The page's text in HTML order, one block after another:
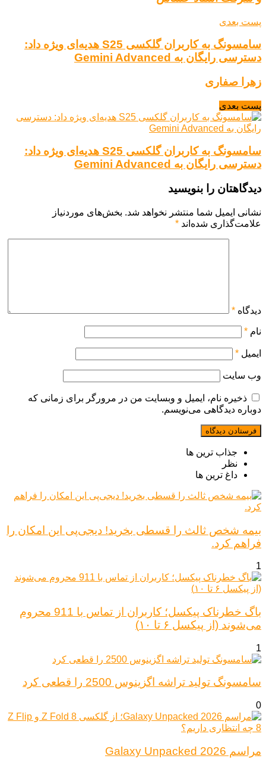
پست بعدی
سامسونگ به کاربران گلکسی S25 هدیه‌ای ویژه داد:
دسترسی رایگان به Gemini Advanced
زهرا صفاری
پست بعدی
سامسونگ به کاربران گلکسی S25 هدیه‌ای ویژه داد:
دسترسی رایگان به Gemini Advanced
دیدگاهتان را بنویسید
نشانی ایمیل شما منتشر نخواهد شد. بخش‌های موردنیاز
علامت‌گذاری شده‌اند *
دیدگاه *
نام *
ایمیل *
وب‌ سایت
ذخیره نام، ایمیل و وبسایت من در مرورگر برای زمانی که
دوباره دیدگاهی می‌نویسم.
جذاب ترین ها
نظر
داغ ترین ها
بیمه شخص ثالث را قسطی بخرید! دیجی‌پی این امکان را
فراهم کرد.
1
باگ خطرناک پیکسل؛ کاربران از تماس با 911 محروم
می‌شوند (از پیکسل ۶ تا ۱۰)
1
سامسونگ تولید تراشه اگزینوس 2500 را قطعی کرد
0
مراسم Galaxy Unpacked 2026